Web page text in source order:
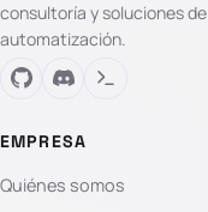
consultoría y soluciones de
automatización.
EMPRESA
Quiénes somos